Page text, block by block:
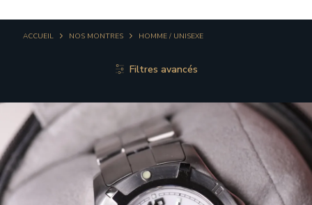
ACCUEIL NOS MONTRES HOMME / UNISEXE
Filtres avancés